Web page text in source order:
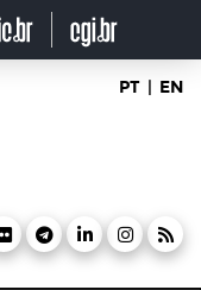
PT | EN